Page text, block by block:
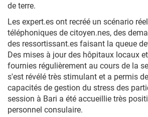
de terre.
Les expert.es ont recréé un scénario
téléphoniques de citoyen.nes, des
des ressortissant.es faisant la queue
Des mises à jour des hôpitaux locaux
fournies régulièrement au cours de la
s'est révélé très stimulant et a permis
capacités de gestion du stress des
session à Bari a été accueillie très
personnel consulaire.